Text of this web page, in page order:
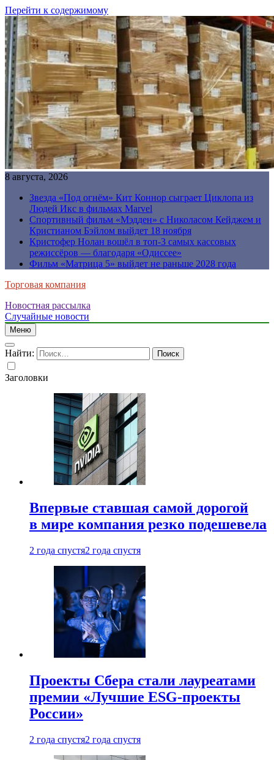
Перейти к содержимому
8 августа, 2026
Звезда «Под огнём» Кит Коннор сыграет Циклопа из
Людей Икс в фильмах Marvel
Спортивный фильм «Мэдден» с Николасом Кейджем и
Кристианом Бэйлом выйдет 18 ноября
Кристофер Нолан вошёл в топ-3 самых кассовых
режиссёров — благодаря «Одиссее»
Фильм «Матрица 5» выйдет не раньше 2028 года
Торговая компания
Новостная рассылка
Случайные новости
Меню
Найти:
Заголовки
Впервые ставшая самой дорогой
в мире компания резко подешевела
2 года спустя2 года спустя
Проекты Сбера стали лауреатами
премии «Лучшие ESG-проекты
России»
2 года спустя2 года спустя